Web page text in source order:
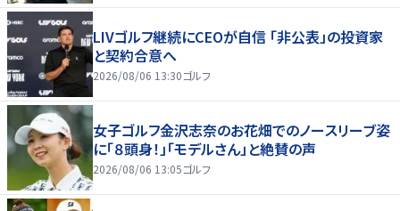
LIVゴルフ継続にCEOが自信 「非公表」の投資家
と契約合意へ
2026/08/06 13:30ゴルフ
女子ゴルフ金沢志奈のお花畑でのノースリーブ姿
に「８頭身！」「モデルさん」と絶賛の声
2026/08/06 13:05ゴルフ